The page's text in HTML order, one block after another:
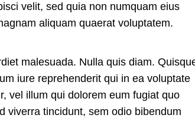
velit, sed quia non numquam eius
aliquam quaerat voluptatem.
malesuada. Nulla quis diam.
iure reprehenderit qui in ea voluptate
vel illum qui dolorem eum fugiat quo
viverra tincidunt, sem odio bibendum